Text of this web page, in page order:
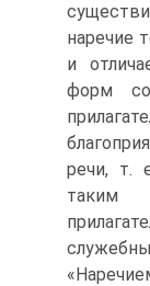
наречие
и
форм
речи, т.
таким